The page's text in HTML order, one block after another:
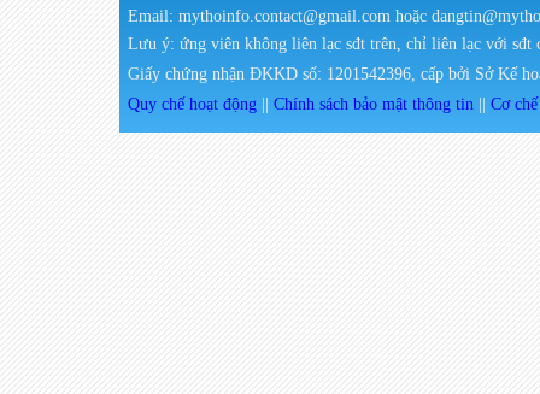
Email: mythoinfo.contact@gmail.com hoặc
Lưu ý: ứng viên không liên lạc sđt trên, chỉ liên lạc với sđt
Giấy chứng nhận ĐKKD số: 1201542396, cấp bởi Sở Kế
Quy chế hoạt động
Chính sách bảo mật thông tin Cơ